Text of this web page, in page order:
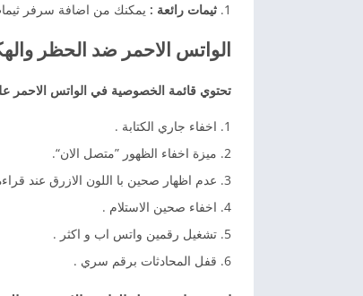
ثيمات رائعة : يمكنك من اضافة سرفر ثيمات جديد يحتوي
الواتس الاحمر ضد الحظر
تحتوي قائمة الخصوصية في الواتس الاحمر
اخفاء جاري الكتابة .
ميزة اخفاء الظهور ”متصل الان“.
عدم اظهار صحين با اللون الازرق عند
اخفاء صحين الاستلام .
تشغيل رقمين واتس اب و اكثر .
قفل المحادثات برقم سري .